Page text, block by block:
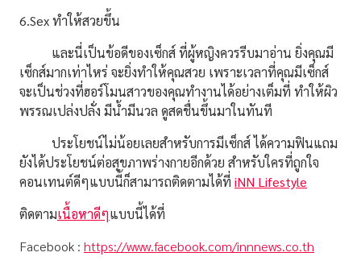
6.Sex ทำให้สวยขึ้น
และนี่เป็นข้อดีของเซ็กส์ ที่ผู้หญิงควรรีบมาอ่าน ยิ่งคุณมี
เซ็กส์มากเท่าไหร่ จะยิ่งทำให้คุณสวย เพราะเวลาที่คุณมีเซ็กส์
จะเป็นช่วงที่ฮอร์โมนสาวของคุณทำงานได้อย่างเต็มที่ ทำให้ผิว
พรรณเปล่งปลั่ง มีน้ำมีนวล ดูสดชื่นขึ้นมาในทันที
ประโยชน์ไม่น้อยเลยสำหรับการมีเซ็กส์ ได้ความฟินแถม
ยังได้ประโยชน์ต่อสุขภาพร่างกายอีกด้วย สำหรับใครที่ถูกใจ
คอนเทนต์ดีๆแบบนี้ก็สามารถติดตามได้ที่ iNN Lifestyle
ติดตามเนื้อหาดีๆแบบนี้ได้ที่
Facebook : https://www.facebook.com/innnews.co.th